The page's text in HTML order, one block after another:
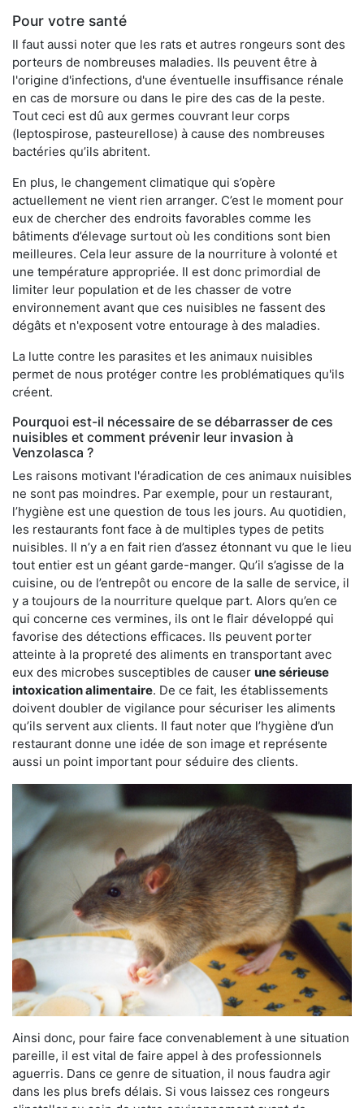
Pour votre santé
Il faut aussi noter que les rats et autres rongeurs sont des
porteurs de nombreuses maladies. Ils peuvent être à
l'origine d'infections, d'une éventuelle insuffisance rénale
en cas de morsure ou dans le pire des cas de la peste.
Tout ceci est dû aux germes couvrant leur corps
(leptospirose, pasteurellose) à cause des nombreuses
bactéries qu’ils abritent.
En plus, le changement climatique qui s’opère
actuellement ne vient rien arranger. C’est le moment pour
eux de chercher des endroits favorables comme les
bâtiments d’élevage surtout où les conditions sont bien
meilleures. Cela leur assure de la nourriture à volonté et
une température appropriée. Il est donc primordial de
limiter leur population et de les chasser de votre
environnement avant que ces nuisibles ne fassent des
dégâts et n'exposent votre entourage à des maladies.
La lutte contre les parasites et les animaux nuisibles
permet de nous protéger contre les problématiques qu'ils
créent.
Pourquoi est-il nécessaire de se débarrasser de ces
nuisibles et comment prévenir leur invasion à
Venzolasca ?
Les raisons motivant l'éradication de ces animaux nuisibles
ne sont pas moindres. Par exemple, pour un restaurant,
l’hygiène est une question de tous les jours. Au quotidien,
les restaurants font face à de multiples types de petits
nuisibles. Il n’y a en fait rien d’assez étonnant vu que le lieu
tout entier est un géant garde-manger. Qu’il s’agisse de la
cuisine, ou de l’entrepôt ou encore de la salle de service, il
y a toujours de la nourriture quelque part. Alors qu’en ce
qui concerne ces vermines, ils ont le flair développé qui
favorise des détections efficaces. Ils peuvent porter
atteinte à la propreté des aliments en transportant avec
eux des microbes susceptibles de causer une sérieuse
intoxication alimentaire. De ce fait, les établissements
doivent doubler de vigilance pour sécuriser les aliments
qu’ils servent aux clients. Il faut noter que l’hygiène d’un
restaurant donne une idée de son image et représente
aussi un point important pour séduire des clients.
Ainsi donc, pour faire face convenablement à une situation
pareille, il est vital de faire appel à des professionnels
aguerris. Dans ce genre de situation, il nous faudra agir
dans les plus brefs délais. Si vous laissez ces rongeurs